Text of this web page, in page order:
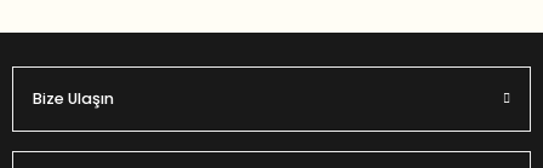
Gönder
Bize Ulaşın